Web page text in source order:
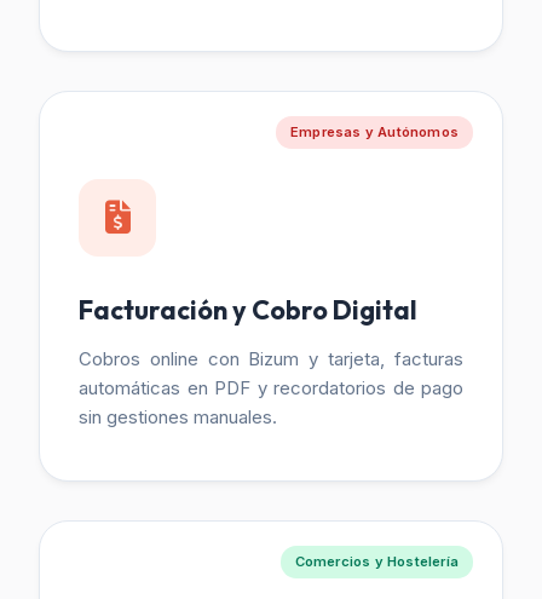
Empresas y Autónomos
Facturación y Cobro Digital
Cobros online con Bizum y tarjeta, facturas
automáticas en PDF y recordatorios de pago
sin gestiones manuales.
Comercios y Hostelería